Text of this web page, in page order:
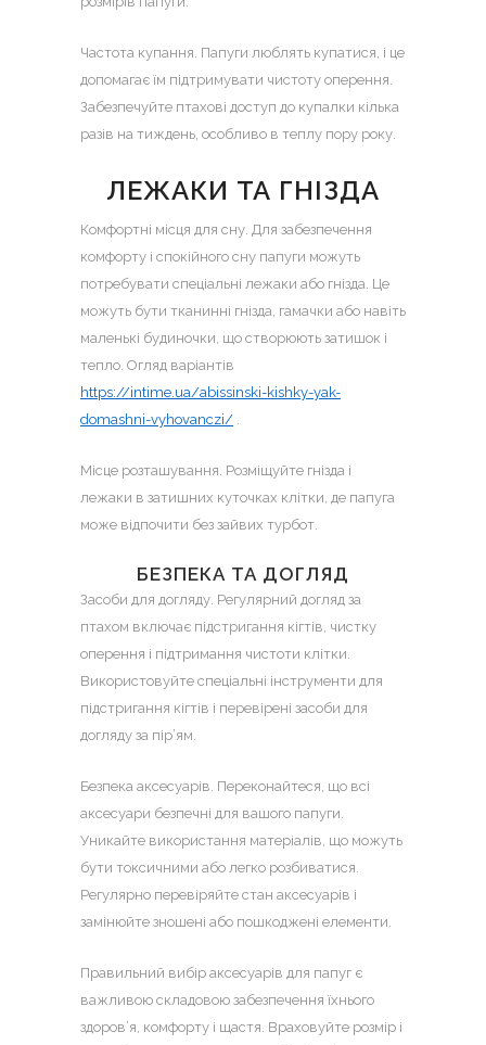
Частота купання. Папуги люблять купатися, і це
допомагає їм підтримувати чистоту оперення.
Забезпечуйте птахові доступ до купалки кілька
разів на тиждень, особливо в теплу пору року.
ЛЕЖАКИ ТА ГНІЗДА
Комфортні місця для сну. Для забезпечення
комфорту і спокійного сну папуги можуть
потребувати спеціальні лежаки або гнізда. Це
можуть бути тканинні гнізда, гамачки або навіть
маленькі будиночки, що створюють затишок і
тепло. Огляд варіантів
https://intime.ua/abissinski-kishky-yak-
domashni-vyhovanczi/ .
Місце розташування. Розміщуйте гнізда і
лежаки в затишних куточках клітки, де папуга
може відпочити без зайвих турбот.
БЕЗПЕКА ТА ДОГЛЯД
Засоби для догляду. Регулярний догляд за
птахом включає підстригання кігтів, чистку
оперення і підтримання чистоти клітки.
Використовуйте спеціальні інструменти для
підстригання кігтів і перевірені засоби для
догляду за пір’ям.
Безпека аксесуарів. Переконайтеся, що всі
аксесуари безпечні для вашого папуги.
Уникайте використання матеріалів, що можуть
бути токсичними або легко розбиватися.
Регулярно перевіряйте стан аксесуарів і
замінюйте зношені або пошкоджені елементи.
Правильний вибір аксесуарів для папуг є
важливою складовою забезпечення їхнього
здоров’я, комфорту і щастя. Враховуйте розмір і